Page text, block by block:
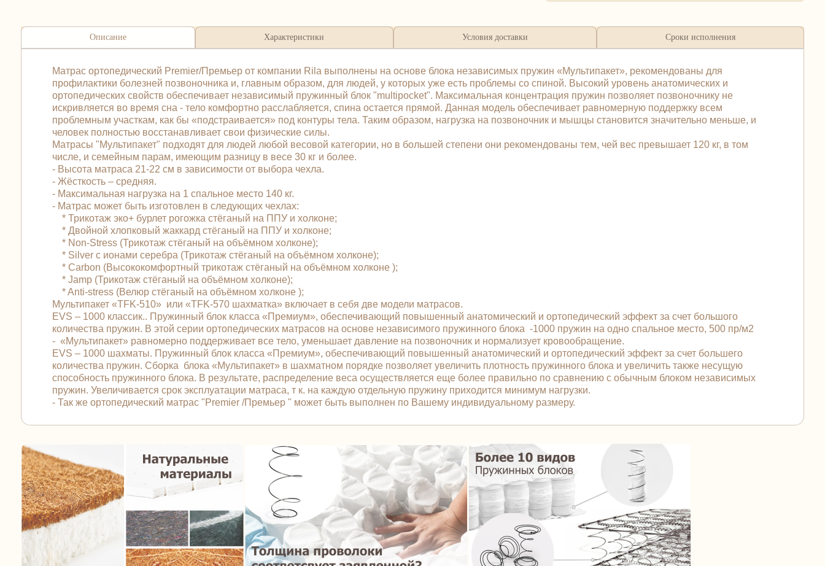
Описание Характеристики Условия доставки Сроки исполнения
Матрас ортопедический Premier/Премьер от компании Rila выполнены на основе блока независимых пружин «Мультипакет», рекомендованы для
профилактики болезней позвоночника и, главным образом, для людей, у которых уже есть проблемы со спиной. Высокий уровень анатомических и
ортопедических свойств обеспечивает независимый пружинный блок "multipocket". Максимальная концентрация пружин позволяет позвоночнику не
искривляется во время сна - тело комфортно расслабляется, спина остается прямой. Данная модель обеспечивает равномерную поддержку всем
проблемным участкам, как бы «подстраивается» под контуры тела. Таким образом, нагрузка на позвоночник и мышцы становится значительно меньше, и
человек полностью восстанавливает свои физические силы.
Матрасы "Мультипакет" подходят для людей любой весовой категории, но в большей степени они рекомендованы тем, чей вес превышает 120 кг, в том
числе, и семейным парам, имеющим разницу в весе 30 кг и более.
- Высота матраса 21-22 см в зависимости от выбора чехла.
- Жёсткость – средняя.
- Максимальная нагрузка на 1 спальное место 140 кг.
- Матрас может быть изготовлен в следующих чехлах:
* Трикотаж эко+ бурлет рогожка стёганый на ППУ и холконе;
* Двойной хлопковый жаккард стёганый на ППУ и холконе;
* Non-Stress (Трикотаж стёганый на объёмном холконе);
* Silver с ионами серебра (Трикотаж стёганый на объёмном холконе);
* Carbon (Высококомфортный трикотаж стёганый на объёмном холконе );
* Jamp (Трикотаж стёганый на объёмном холконе);
* Anti-stress (Велюр стёганый на объёмном холконе );
Мультипакет «TFK-510» или «TFK-570 шахматка» включает в себя две модели матрасов.
EVS – 1000 классик.. Пружинный блок класса «Премиум», обеспечивающий повышенный анатомический и ортопедический эффект за счет большого
количества пружин. В этой серии ортопедических матрасов на основе независимого пружинного блока -1000 пружин на одно спальное место, 500 пр/м2
- «Мультипакет» равномерно поддерживает все тело, уменьшает давление на позвоночник и нормализует кровообращение.
EVS – 1000 шахматы. Пружинный блок класса «Премиум», обеспечивающий повышенный анатомический и ортопедический эффект за счет большего
количества пружин. Сборка блока «Мультипакет» в шахматном порядке позволяет увеличить плотность пружинного блока и увеличить также несущую
способность пружинного блока. В результате, распределение веса осуществляется еще более правильно по сравнению с обычным блоком независимых
пружин. Увеличивается срок эксплуатации матраса, т к. на каждую отдельную пружину приходится минимум нагрузки.
- Так же ортопедический матрас "Premier /Премьер " может быть выполнен по Вашему индивидуальному размеру.